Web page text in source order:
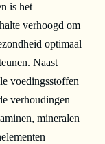
is het
verhoogd om
optimaal
Naast
voedingsstoffen
verhoudingen
mineralen